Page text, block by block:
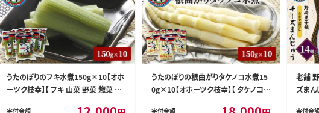
うたのぼりのフキ水煮150g×10【オホ
ーツク枝幸】【 フキ 山菜 野菜 惣菜 加
寄付金額
うたのぼりの根曲がりタケノコ水煮15
0g×10【オホーツク枝幸】【 タケノコ
寄付金額
老舗
ズまん
寄付金